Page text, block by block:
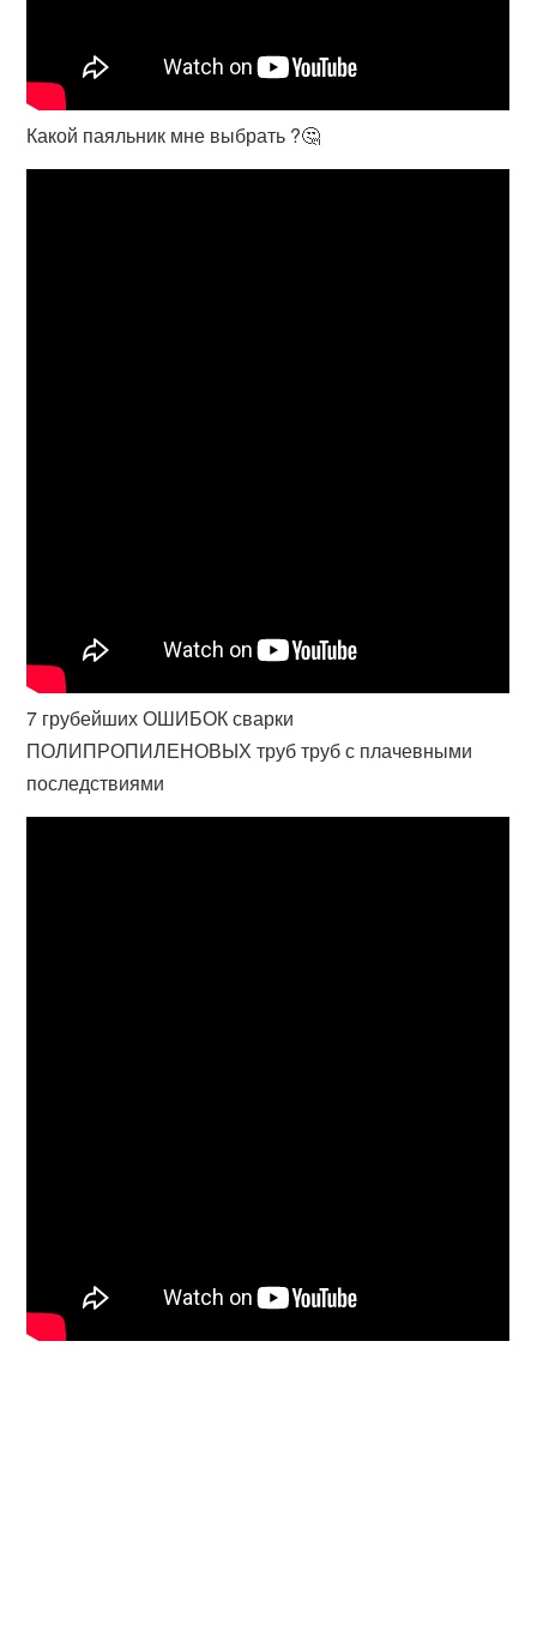
Какой паяльник мне выбрать ?🤔
7 грубейших ОШИБОК сварки
ПОЛИПРОПИЛЕНОВЫХ труб труб с плачевными
последствиями